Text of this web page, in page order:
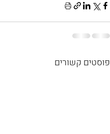
פוסטים קשורים